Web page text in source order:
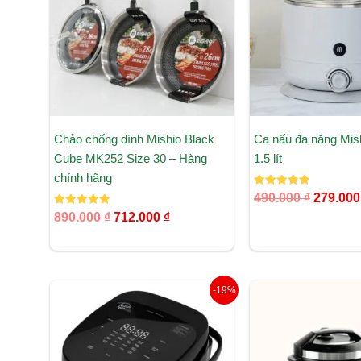
Chảo chống dính Mishio Black
Cube MK252 Size 30 – Hàng
chính hãng
Được xếp
hạng
890.000₫ 712.000 ₫
712.000 ₫.
Ca nấu đa năng
1.5 lít
Được xếp
hạng
490.000₫ 279.000
-19%
Giá
gốc
là:
3.490.000 ₫.
Giá
hiện
tại
là:
2.825.000 ₫.